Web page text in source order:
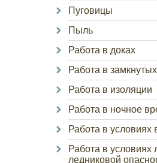
Пуговицы
Пыль
Работа в доках
Работа в
Работа в изоляции
Работа в ночное
Работа в условиях
Работа в условиях
ледниковой